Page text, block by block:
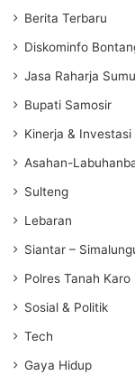
Berita Terbaru
Diskominfo
Jasa Raharja
Bupati Samosir
Kinerja & Investasi
Asahan-
Sulteng
Lebaran
Siantar –
Polres Tanah Karo
Sosial & Politik
Tech
Gaya Hidup